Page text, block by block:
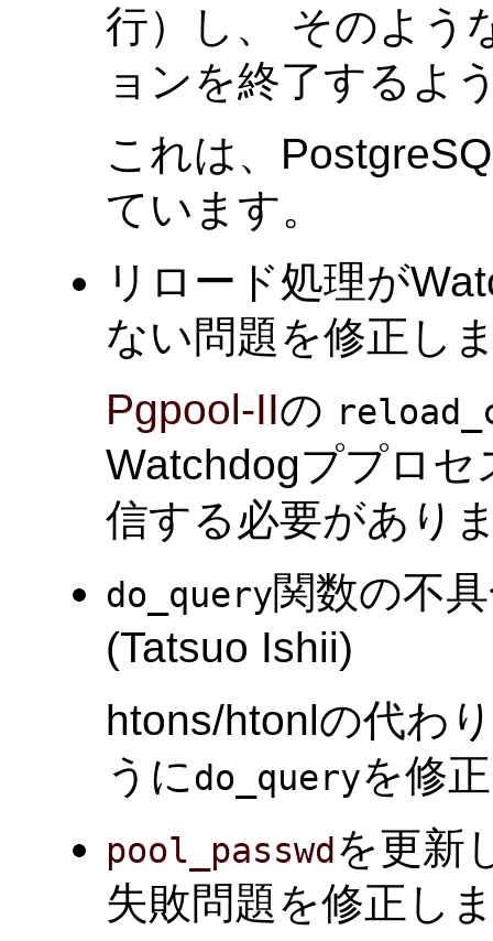
行）し、 そのよう
ョンを終了するよ
これは、
ています。
リロード処理が
ない問題を修正し
Pgpool-IIの
Watchdogププロ
信する必要があり
do_query関数の不
(Tatsuo Ishii)
htons/htonlの代わ
うに do_queryを修
pool_passwdを更新
失敗問題を修正し